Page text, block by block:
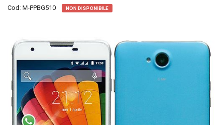
Cod: M-PPBG510 NON DISPONIBILE